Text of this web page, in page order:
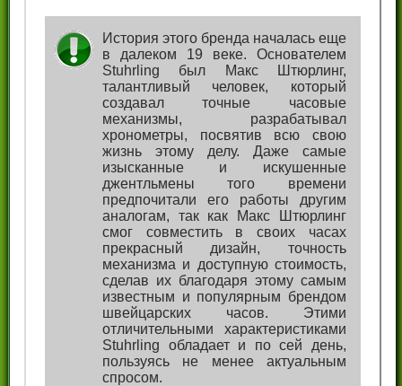
История этого бренда началась еще
в далеком 19 веке. Основателем
Stuhrling был Макс Штюрлинг,
талантливый человек, который
создавал точные часовые
механизмы, разрабатывал
хронометры, посвятив всю свою
жизнь этому делу. Даже самые
изысканные и искушенные
джентльмены того времени
предпочитали его работы другим
аналогам, так как Макс Штюрлинг
смог совместить в своих часах
прекрасный дизайн, точность
механизма и доступную стоимость,
сделав их благодаря этому самым
известным и популярным брендом
швейцарских часов. Этими
отличительными характеристиками
Stuhrling обладает и по сей день,
пользуясь не менее актуальным
спросом.